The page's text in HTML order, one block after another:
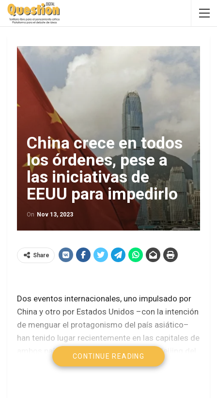
China crece en todos
los órdenes, pese a
las iniciativas de
EEUU para impedirlo
On Nov 13, 2023
Share
Dos eventos internacionales, uno impulsado por
China y otro por Estados Unidos –con la intención
de menguar el protagonismo del país asiático–
han tenido lugar recientemente en las capitales de
ambos países. El primero, realizado en Beijing del
17 al 18 de octubre, celebró el décimo aniversario
CONTINUE READING